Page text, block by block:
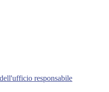
responsabile